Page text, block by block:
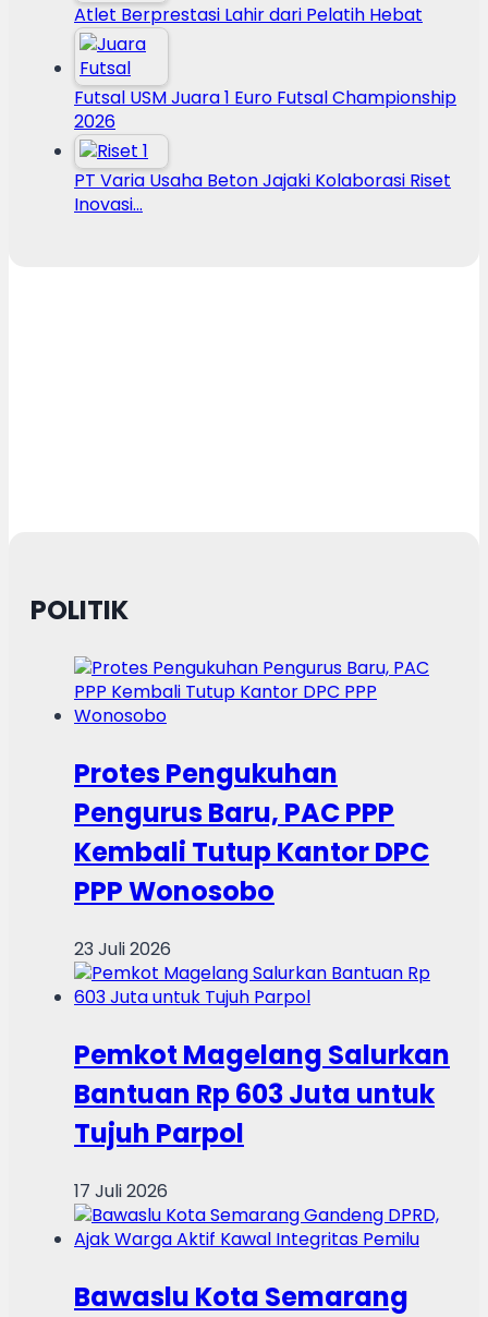
Atlet Berprestasi Lahir dari Pelatih Hebat
Futsal USM Juara 1 Euro Futsal Championship
2026
PT Varia Usaha Beton Jajaki Kolaborasi Riset
Inovasi…
POLITIK
Protes Pengukuhan
Pengurus Baru, PAC PPP
Kembali Tutup Kantor DPC
PPP Wonosobo
23 Juli 2026
Pemkot Magelang Salurkan
Bantuan Rp 603 Juta untuk
Tujuh Parpol
17 Juli 2026
Bawaslu Kota Semarang